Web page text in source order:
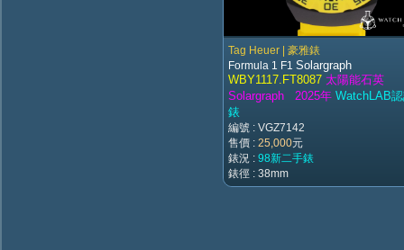
Tag Heuer | 豪雅錶
Formula 1 F1 Solargraph
WBY1117.FT8087 太陽能石英
Solargraph 2025年 WatchLAB
錶
編號 : VGZ7142
售價 : 25,000元
錶況 : 98新二手錶
錶徑 : 38mm